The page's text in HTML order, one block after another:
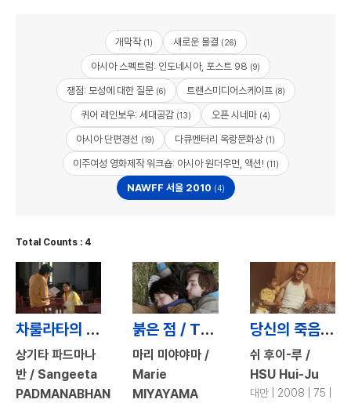
개막작(1) 새로운 물결 (26)
아시아 스펙트럼: 인도네시아, 포스트 98 (9)
쟁점: 모성에 대한 질문(6) 트랜스미디어스케이프(8)
퀴어 레인보우: 세대공감 (13) 오픈 시네마 (4)
아시아 단편경선 (19) 다큐멘터리 옥랑문화상 (1)
이주여성 영화제작 워크숍: 아시아 원더우먼, 액션! (11)
NAWFF 서울 2010 (4)
Total Counts : 4
차룰라타의 못다한 이야기 / Charulata... A Sequel... of the Life Untold!
상기타 파드마나
반 / Sangeeta
PADMANABHAN
붉은 점 / The Red Spot
마리 미야야마 /
Marie
MIYAYAMA
당신의 죽음 앞에서 / Hard Good Life 2
쉬 후이-루 /
HSU Hui-Ju
대만 | 2008 | 75 |